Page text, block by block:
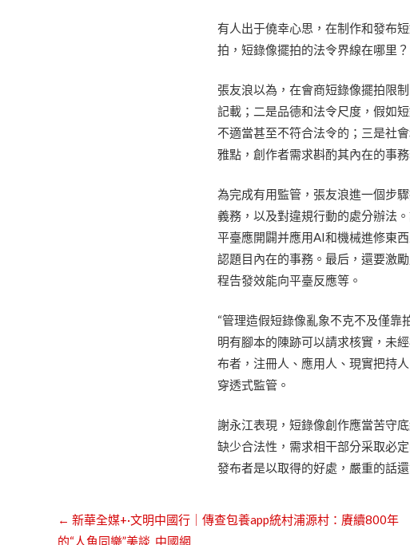
有人出于僥幸心思，在制作和發布
拍，短錄像擺拍的法令界線在哪里？
張友浪以為，在會商短錄像擺拍限
記載；二是品德和法令尺度，假如
不適當甚至不符合法令的；三是社
雅點，創作者需求斟酌其內在的事
為完成有用監管，張友浪進一個步
義務，以及對違規行動的處分辦法
平臺應開闢并應用AI和機械進修東
認題目內在的事務。最后，還要激
程告發效能向平臺反應等。
“管理造假短錄像亂象不克不及僅
明有腳本的陳跡可以請求核實，未
布者，注冊人、應用人、現實把持
穿透式監管。
謝永江表現，短錄像創作應當苦守
缺少合法性，需求相干部分采取必
發布者是以取得的好處，嚴重的話
← 新華全媒+·文明中國行｜傳查包養app統村浦源村：賡續800年
的“人魚同樂”美談_中國網